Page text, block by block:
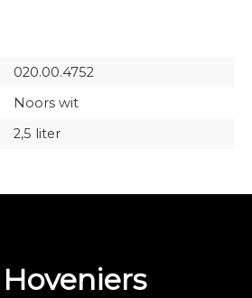
020.00.4752
Noors wit
2,5 liter